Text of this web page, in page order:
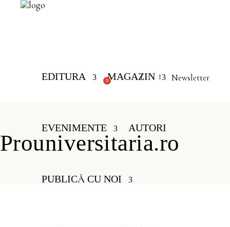
EDITURA MAGAZIN
EVENIMENTE AUTORI
PUBLICĂ CU NOI
0
produse în coș.
Newsletter
Prouniversitaria.ro